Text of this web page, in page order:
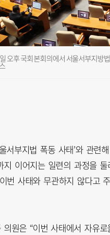
오후 국회 본회의에서 서울서부지방
서부지법 폭동 사태’와 관
지 이어지는 일련의 과정을
번 사태와 무관하지 않다고
의원은 “이번 사태에서 자유